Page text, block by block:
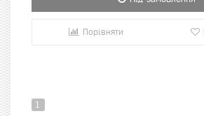
Порівняти
1